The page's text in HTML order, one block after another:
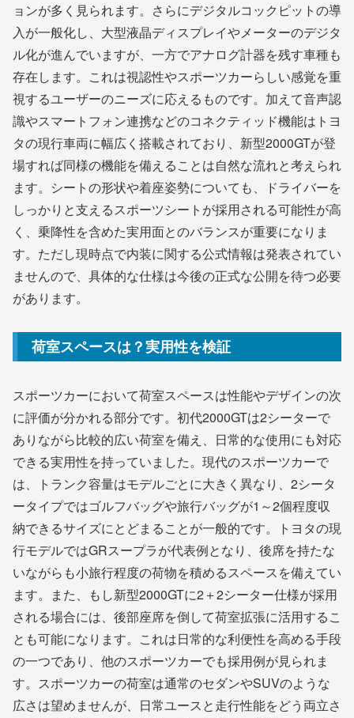
ョンが多く見られます。さらにデジタルコックピットの導
入が一般化し、大型液晶ディスプレイやメーターのデジタ
ル化が進んでいますが、一方でアナログ計器を残す車種も
存在します。これは視認性やスポーツカーらしい感覚を重
視するユーザーのニーズに応えるものです。加えて音声認
識やスマートフォン連携などのコネクティッド機能はトヨ
タの現行車両に幅広く搭載されており、新型2000GTが登
場すれば同様の機能を備えることは自然な流れと考えられ
ます。シートの形状や着座姿勢についても、ドライバーを
しっかりと支えるスポーツシートが採用される可能性が高
く、乗降性を含めた実用面とのバランスが重要になりま
す。ただし現時点で内装に関する公式情報は発表されてい
ませんので、具体的な仕様は今後の正式な公開を待つ必要
があります。
荷室スペースは？実用性を検証
スポーツカーにおいて荷室スペースは性能やデザインの次
に評価が分かれる部分です。初代2000GTは2シーターで
ありながら比較的広い荷室を備え、日常的な使用にも対応
できる実用性を持っていました。現代のスポーツカーで
は、トランク容量はモデルごとに大きく異なり、2シータ
ータイプではゴルフバッグや旅行バッグが1～2個程度収
納できるサイズにとどまることが一般的です。トヨタの現
行モデルではGRスープラが代表例となり、後席を持たな
いながらも小旅行程度の荷物を積めるスペースを備えてい
ます。また、もし新型2000GTに2＋2シーター仕様が採用
される場合には、後部座席を倒して荷室拡張に活用するこ
とも可能になります。これは日常的な利便性を高める手段
の一つであり、他のスポーツカーでも採用例が見られま
す。スポーツカーの荷室は通常のセダンやSUVのような
広さは望めませんが、日常ユースと走行性能をどう両立さ